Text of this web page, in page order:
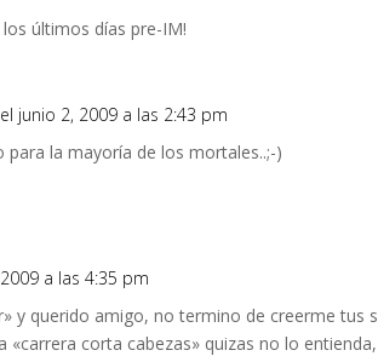
últimos días pre-IM!
el junio 2, 2009 a las 2:43 pm
la mayoría de los mortales..;-)
a las 4:35 pm
y querido amigo, no termino de creerme tus
«carrera corta cabezas» quizas no lo